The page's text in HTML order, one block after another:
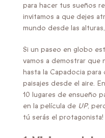
para hacer tus sueños
invitamos a que dejes
mundo desde las
Si un paseo en globo
vamos a demostrar que
hasta la Capadocia
paisajes desde el aire.
10 lugares de ensueño
en la película de UP,
tú serás el protagonista!